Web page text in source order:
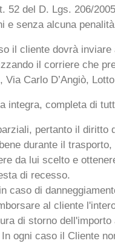
52 del D. Lgs. 206/
e senza alcuna
il cliente dovrà
il corriere che
Via Carlo D’Angiò,
integra, completa di
pertanto il
durante il
da lui scelto e
di recesso.
caso di
al cliente
di storno
ogni caso il Cliente